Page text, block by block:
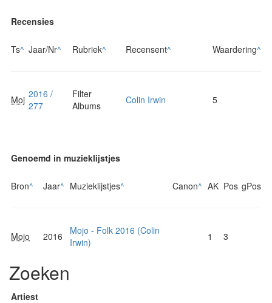
Recensies
Ts^ Jaar/Nr^ Rubriek^ Recensent^ Waardering^
Moj 2016 /
277
Filter
Albums
Colin Irwin 5
Genoemd in muzieklijstjes
Bron^ Jaar^ Muzieklijstjes^ Canon^ AK Pos gPos
Mojo 2016
Mojo - Folk 2016 (Colin
Irwin)
1 3
Zoeken
Artiest